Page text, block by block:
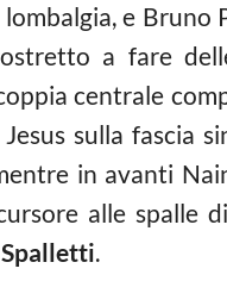
e Bruno
a fare
centrale
sulla fascia
in avanti
alle spalle
Spalletti.